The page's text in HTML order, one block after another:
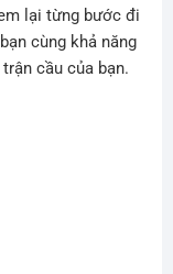
lại từng bước đi
cùng khả năng
cầu của bạn.